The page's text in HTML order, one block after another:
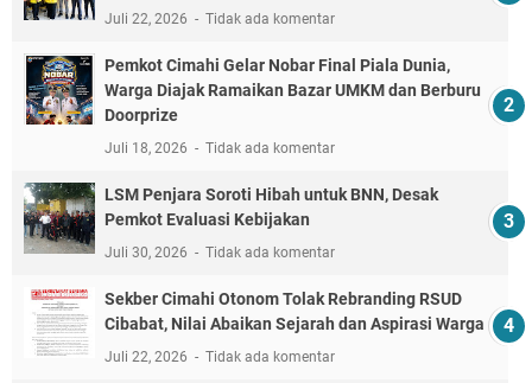
Juli 22, 2026 Tidak ada komentar
Pemkot Cimahi Gelar Nobar Final Piala Dunia,
Warga Diajak Ramaikan Bazar UMKM dan Berburu
Doorprize
Juli 18, 2026 Tidak ada komentar
LSM Penjara Soroti Hibah untuk BNN, Desak
Pemkot Evaluasi Kebijakan
Juli 30, 2026 Tidak ada komentar
Sekber Cimahi Otonom Tolak Rebranding RSUD
Cibabat, Nilai Abaikan Sejarah dan Aspirasi Warga
Juli 22, 2026 Tidak ada komentar